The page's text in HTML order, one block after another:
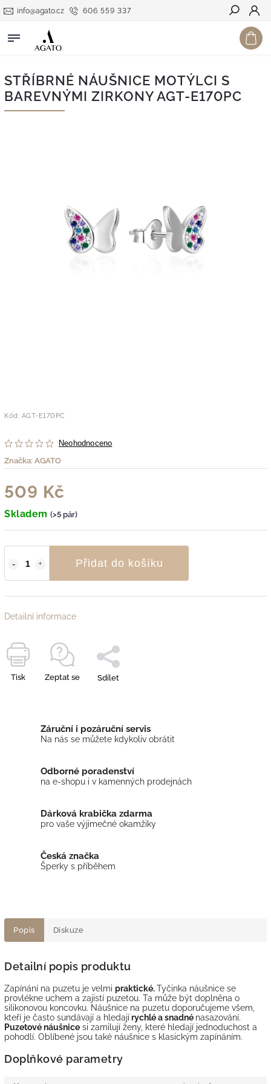
606 559 337
info@agato.cz
Hledat
STŘÍBRNÉ NÁUŠNICE MOTÝLCI S
BAREVNÝMI ZIRKONY AGT-E170PC
Kód: AGT-E170PC
Neohodnoceno
Značka: AGATO
509 Kč
Skladem (>5 pár)
Přidat do košíku
Detailní informace
Tisk Zeptat se Sdílet
Záruční i pozáruční servis
Na nás se můžete kdykoliv obrátit
Odborné poradenství
na e-shopu i v kamenných prodejnách
Dárková krabička zdarma
pro vaše výjimečné okamžiky
Česká značka
Šperky s příběhem
Popis Diskuze
Detailní popis produktu
Zapínání na puzetu je velmi praktické.Tyčinka náušnice se
provlékne uchem a zajistí puzetou. Ta může být doplněna o
silikonovou koncovku. Náušnice na puzetu doporučujeme všem,
kteří je často sundávají a hledajírychlé a snadné nasazování.
Puzetové náušnice si zamilují ženy, které hledají jednoduchost a
pohodlí. Oblíbené jsou také náušnice s klasickým zapínáním.
Doplňkové parametry